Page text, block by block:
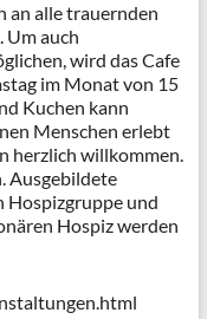
an alle trauernden
Um auch
wird das Cafe
im Monat von 15
Kuchen kann
Menschen erlebt
herzlich willkommen.
Ausgebildete
Hospizgruppe und
Hospiz werden